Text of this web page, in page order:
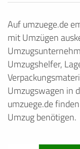
Auf umzuege.de
mit Umzügen
Umzugshelfer,
Umzugswagen in
umzuege.de
Umzug benötigen.